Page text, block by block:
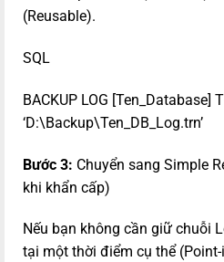
(Reusable).
SQL
BACKUP LOG [Ten_Database]
‘D:\Backup\Ten_DB_Log.trn’
Bước 3: Chuyển sang Simple
khi khẩn cấp)
Nếu bạn không cần giữ chuỗi
tại một thời điểm cụ thể